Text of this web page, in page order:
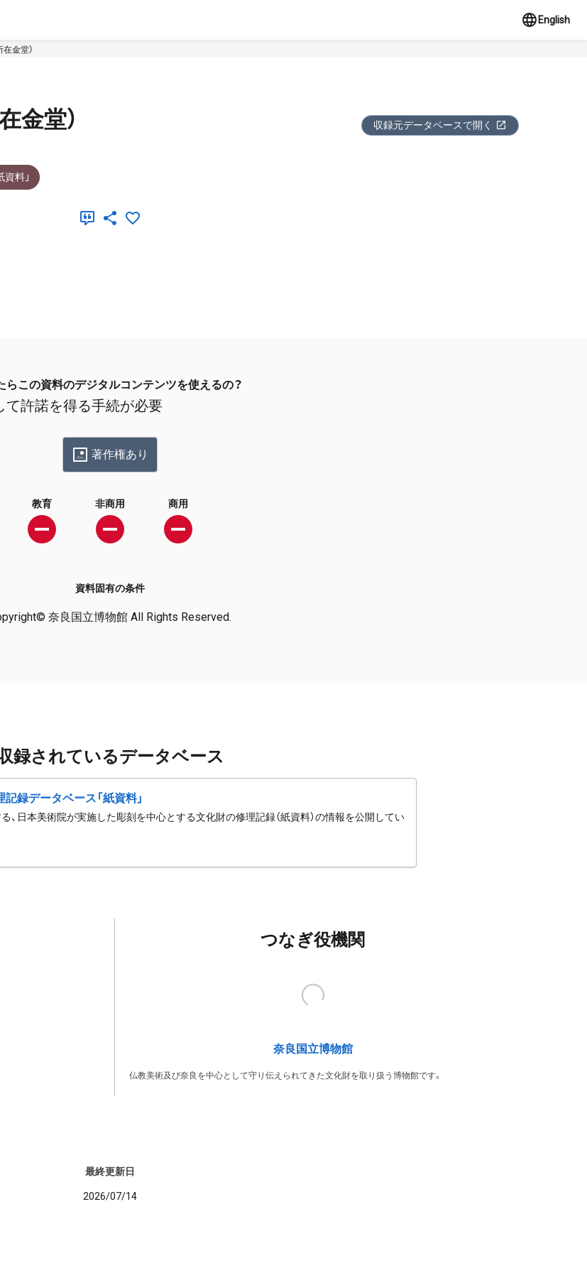
English
金堂）
金堂） 収録元データベースで開く
料」
らこの資料のデジタルコンテンツを使えるの？
て許諾を得る手続が必要
著作権あり
教育 非商用 商用
資料固有の条件
奈良国立博物館 All Rights Reserved.
録されているデータベース
録データベース「紙資料」
、日本美術院が実施した彫刻を中心とする文化財の修理記録（紙資料）の情報を公開してい
つなぎ役機関
奈良国立博物館
仏教美術及び奈良を中心として守り伝えられてきた文化財を取り扱う博物館です。
最終更新日
2026/07/14